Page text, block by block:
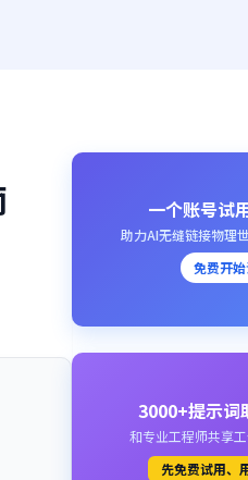
一个账号试
助力AI无缝链接物理
免费开
3000+提示词
和专业工程师共享
先免费试用、